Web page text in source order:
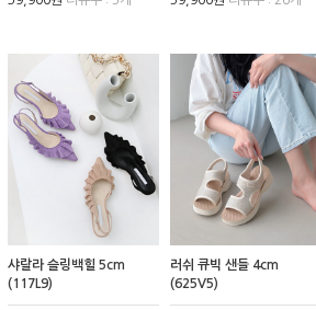
샤랄라 슬링백힐 5cm
(117L9)
러쉬 큐빅 샌들 4cm
(625V5)